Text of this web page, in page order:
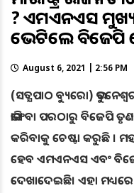
? ଏମଏନଏସ ମୁଖ୍ୟ
ଭେଟିଲେ ବିଜେପି
August 6, 2021 | 2:56 PM
(ସତ୍ଯପାଠ ବ୍ୟୁରୋ)
ଭାଙ୍ଗିବା ପରଠାରୁ ବିଜେପି
କରିବାକୁ ଚେଷ୍ଟା କରୁଛି ।
ହେବ ଏମଏନଏସ ଏବଂ
ଦେଖାଦେଇଛି। ଏହା ମଧ୍ୟରେ